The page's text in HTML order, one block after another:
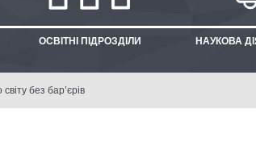
ОСВІТНІ ПІДРОЗДІЛИ НАУКОВА
світу без бар’єрів